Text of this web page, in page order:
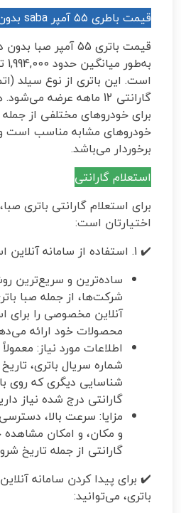
قیمت باطری ۵۵ آمپر saba بدون داغی
قیمت باتری 55 آمپر
است. این باتری از نوع سیلد
گارانتی 12 ماهه عرضه
خودروهای مشابه مناسب است و
برخوردار می‌باشد.
استعلام گارانتی
برای استعلام گارانتی باتری
اختیارتان است:
✔️ 1. استفاده از سامانه آنلاین استعلام گارانتی:
ساده‌ترین و سریع‌ترین
شرکت‌ها، از جمله صبا
آنلاین مخصوصی را برای
محصولات خود ارائه
اطلاعات مورد نیاز:
شماره سریال باتری،
شناسایی دیگری که روی
گارانتی درج شده نیاز
مزایا: سرعت بالا،
و مکان، و امکان
گارانتی از جمله تاریخ
✔️ برای پیدا کردن سامانه
باتری، می‌توانید: